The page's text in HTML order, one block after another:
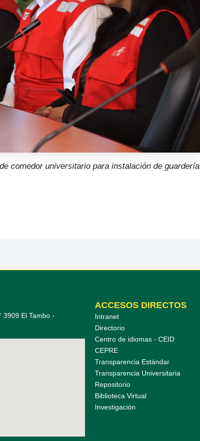
comedor universitario para instalación de
3909 El Tambo -
ACCESOS DIRECTOS
Intranet
Directorio
Centro de idiomas - CEID
CEPRE
Transparencia Estándar
Transparencia Universitaria
Repositorio
Biblioteca Virtual
Investigación